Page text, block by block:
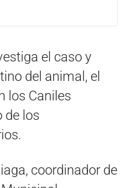
el caso y
del animal, el
los Caniles
de los
coordinador de